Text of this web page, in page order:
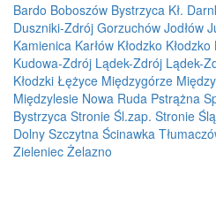
Bardo Boboszów Bystrzyca Kł.
Duszniki-Zdrój Gorzuchów Jodłów
Kamienica Karłów Kłodzko Kłodzko
Kudowa-Zdrój Lądek-Zdrój Lądek-
Kłodzki Łężyce Międzygórze
Międzylesie Nowa Ruda Pstrążna
Bystrzyca Stronie Śl.zap. Stronie
Dolny Szczytna Ścinawka
Zieleniec Żelazno